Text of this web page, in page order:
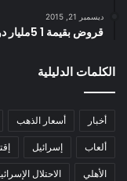
ديسمبر 21, 2015
قروض بقيمة 1 5مليار دولار لتنمية سيناء
الكلمات الدليلية
أخبار أسعار الذهب
ألعاب إسرائيل
الأهلي الاحتلال